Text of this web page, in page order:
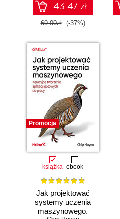
43.47 zł
69.00zł (-37%)
Promocja
książka ebook
Jak projektować
systemy uczenia
maszynowego.